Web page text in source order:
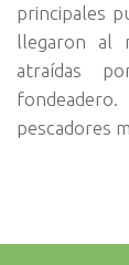
principales
llegaron al
atraídas
pescadores